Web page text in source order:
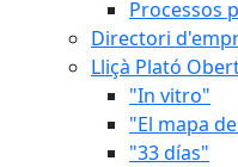
Processos
Directori
Lliçà Plató
"In vitro"
"El mapa
"33 días"